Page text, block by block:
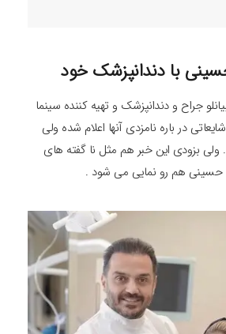
با دندانپزشک خود
جراح و دندانپزشک و تهیه کننده سینما
در باره نامزدی آنها اعلام شده ولی
بزودی این خبر هم مثل نا گفته های
حسینی هم رو نمایی می شود .